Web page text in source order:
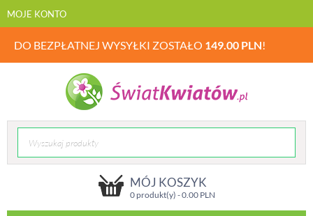
MOJE KONTO
DO BEZPŁATNEJ WYSYŁKI ZOSTAŁO 149.00 PLN!
MÓJ KOSZYK
0 produkt(y) -0.00PLN